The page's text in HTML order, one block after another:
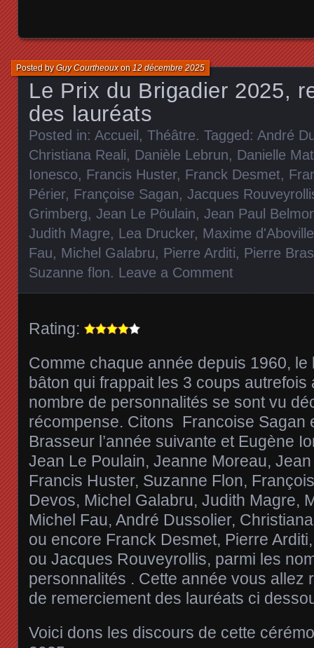
Le Prix du Brigadier 2025,
des lauréats
Posted byGuy Courtheouxon 12 décembre 2025
Posted in: Accueil, Théâtre. Tagged: André
Christiana Reali, Danièle Lebrun, Danielle
Ionesco, Francis Huster, Franck Desmet,
Périer, Françoise Sagan, Jacques
Grimberg, Jean Le Pöulain, Jean Paul
Judith Magre, Lea Drucker, Maxime d'Aboville
Fau, Michel Galabru, Pierre Arditi, Pierre
Suzanne flon. Leave a Comment
Rating:
Comme chaque année depuis 1960,
bâton qui frappait les 3 coups autrefois
nombre de personnalités se sont vu
récompense. Citons Francoise Sagan
Brasseur l’année suivante et Eugène
Jean Le Poulain, Jeanne Moreau,
Francis Huster, Suzanne Flon,
Devos, Michel Galabru, Judith Magre,
Michel Fau, André Dussolier,
ou encore Franck Desmet, Pierre
ou Jacques Rouveyrollis, parmi les
personnalités . Cette année vous allez
de remerciement des lauréats ci
Voici dons les discours de cette